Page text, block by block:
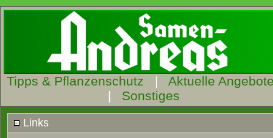
Tipps & Pflanzenschutz | Aktuelle
| Sonstiges
Links